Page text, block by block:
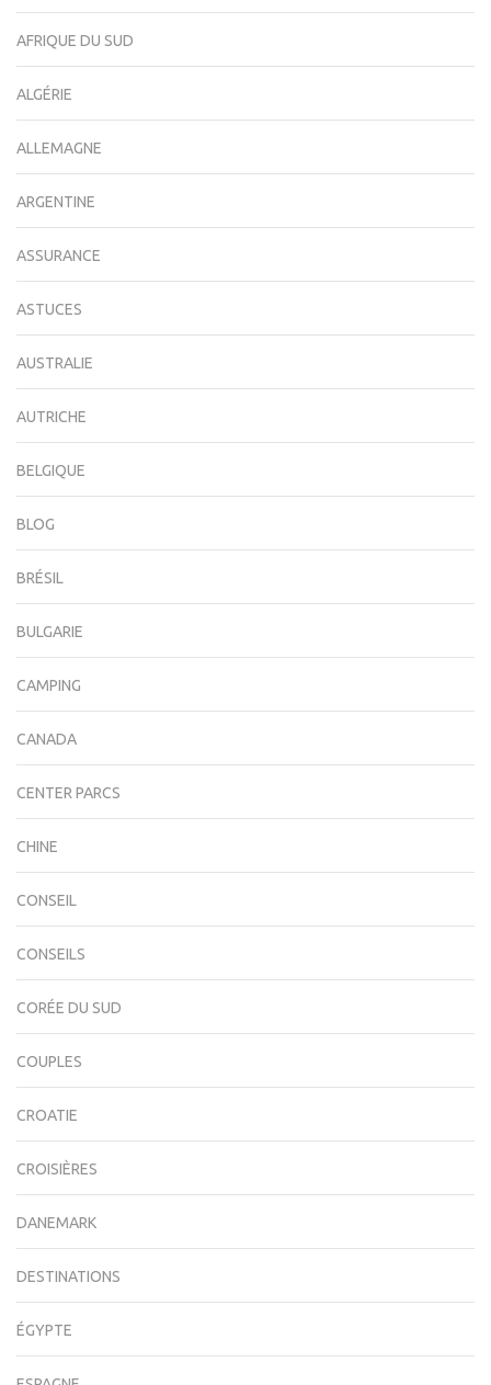
AFRIQUE DU SUD
ALGÉRIE
ALLEMAGNE
ARGENTINE
ASSURANCE
ASTUCES
AUSTRALIE
AUTRICHE
BELGIQUE
BLOG
BRÉSIL
BULGARIE
CAMPING
CANADA
CENTER PARCS
CHINE
CONSEIL
CONSEILS
CORÉE DU SUD
COUPLES
CROATIE
CROISIÈRES
DANEMARK
DESTINATIONS
ÉGYPTE